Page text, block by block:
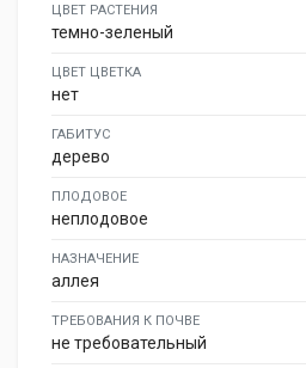
ЦВЕТ РАСТЕНИЯ
темно-зеленый
ЦВЕТ ЦВЕТКА
нет
ГАБИТУС
дерево
ПЛОДОВОЕ
неплодовое
НАЗНАЧЕНИЕ
аллея
ТРЕБОВАНИЯ К ПОЧВЕ
не требовательный